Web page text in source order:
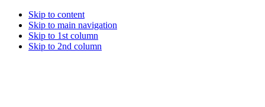
Skip to content
Skip to main navigation
Skip to 1st column
Skip to 2nd column